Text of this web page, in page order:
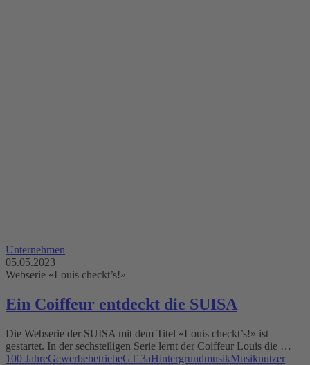
Unternehmen
05.05.2023
Webserie «Louis checkt’s!»
Ein Coiffeur entdeckt die SUISA
Die Webserie der SUISA mit dem Titel «Louis checkt’s!» ist
gestartet. In der sechsteiligen Serie lernt der Coiffeur Louis die …
100 JahreGewerbebetriebeGT 3aHintergrundmusikMusiknutzer